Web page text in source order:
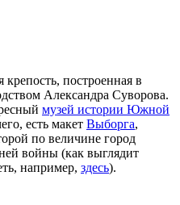
построенная в
Александра Суворова.
музей истории Южной
есть макет Выборга,
по величине город
войны (как выглядит
например, здесь).